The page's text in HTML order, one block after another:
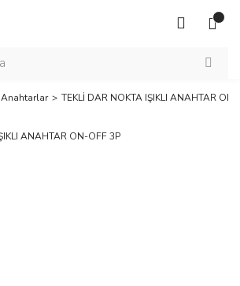
Anahtarlar TEKLİ DAR NOKTA IŞIKLI ANAHTAR